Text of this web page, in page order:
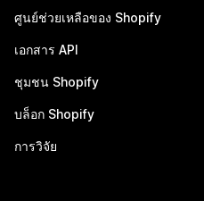
ศูนย์ช่วยเหลือของ Shopify
เอกสาร API
ชุมชน Shopify
บล็อก Shopify
การวิจัย